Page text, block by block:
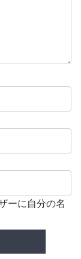
ーに自分の名